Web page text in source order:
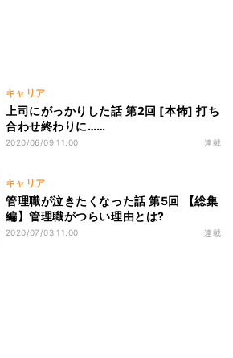
キャリア
上司にがっかりした話 第2回 [本怖] 打ち
合わせ終わりに……
2020/06/09 11:00 連載
キャリア
管理職が泣きたくなった話 第5回 【総集
編】管理職がつらい理由とは?
2020/07/03 11:00 連載